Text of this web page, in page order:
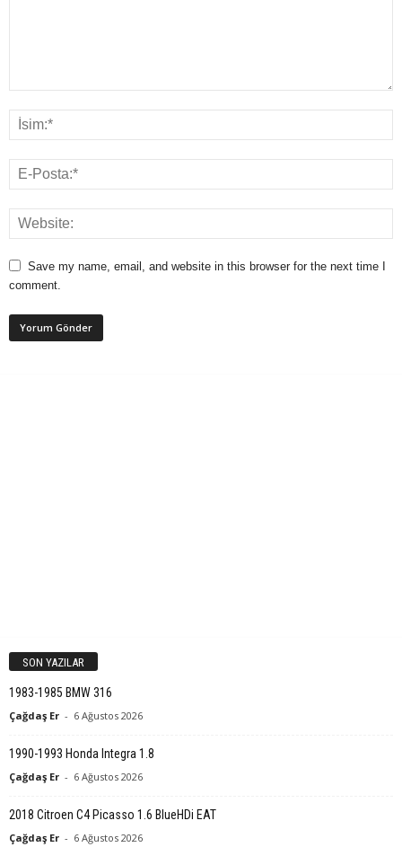
Save my name, email, and website in this browser for the next time I
comment.
SON YAZILAR
1983-1985 BMW 316
Çağdaş Er - 6 Ağustos 2026
1990-1993 Honda Integra 1.8
Çağdaş Er - 6 Ağustos 2026
2018 Citroen C4 Picasso 1.6 BlueHDi EAT
Çağdaş Er - 6 Ağustos 2026